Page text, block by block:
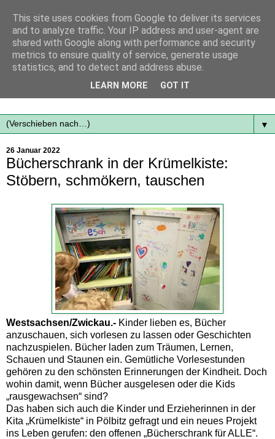
Mit frischen Themen aus der Region immer auf dem
▼
26 Januar 2022
Bücherschrank in der Krümelkiste:
Stöbern, schmökern, tauschen
Westsachsen/Zwickau.- Kinder lieben es, Bücher
anzuschauen, sich vorlesen zu lassen oder Geschichten
nachzuspielen. Bücher laden zum Träumen, Lernen,
Schauen und Staunen ein. Gemütliche Vorlesestunden
gehören zu den schönsten Erinnerungen der Kindheit. Doch
wohin damit, wenn Bücher ausgelesen oder die Kids
„rausgewachsen“ sind?
Das haben sich auch die Kinder und Erzieherinnen in der
Kita „Krümelkiste“ in Pölbitz gefragt und ein neues Projekt
ins Leben gerufen: den offenen „Bücherschrank für ALLE“.
This site uses cookies from Google to deliver its services
and to analyze traffic. Your IP address and user-agent are
shared with Google along with performance and security
metrics to ensure quality of service, generate usage
statistics, and to detect and address abuse.
LEARN MORE GOT IT